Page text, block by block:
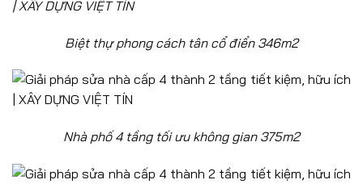
Biệt thự phong cách tân cổ điển 346m2
Nhà phố 4 tầng tối ưu không gian 375m2